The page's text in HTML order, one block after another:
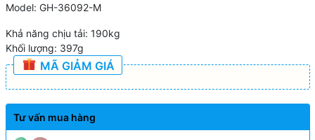
Model: GH-36092-M
Khả năng chịu tải: 190kg
Khối lượng: 397g
MÃ GIẢM GIÁ
Tư vấn mua hàng